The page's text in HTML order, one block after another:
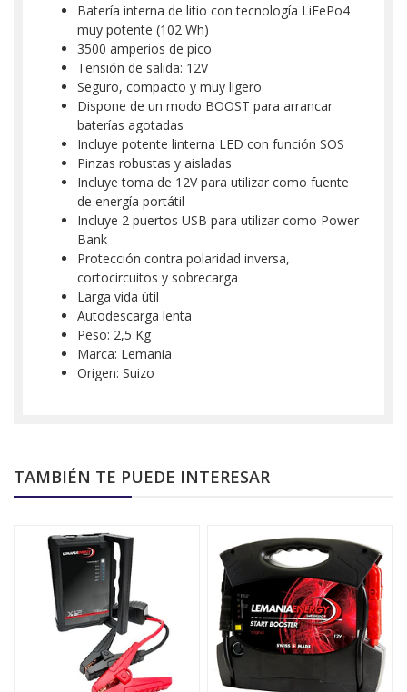
Batería interna de litio con tecnología LiFePo4
muy potente (102 Wh)
3500 amperios de pico
Tensión de salida: 12V
Seguro, compacto y muy ligero
Dispone de un modo BOOST para arrancar
baterías agotadas
Incluye potente linterna LED con función SOS
Pinzas robustas y aisladas
Incluye toma de 12V para utilizar como fuente
de energía portátil
Incluye 2 puertos USB para utilizar como Power
Bank
Protección contra polaridad inversa,
cortocircuitos y sobrecarga
Larga vida útil
Autodescarga lenta
Peso: 2,5 Kg
Marca: Lemania
Origen: Suizo
TAMBIÉN TE PUEDE INTERESAR